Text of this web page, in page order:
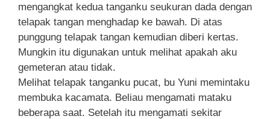
mengangkat kedua tanganku seukuran dada dengan
telapak tangan menghadap ke bawah. Di atas
punggung telapak tangan kemudian diberi kertas.
Mungkin itu digunakan untuk melihat apakah aku
gemeteran atau tidak.
Melihat telapak tanganku pucat, bu Yuni memintaku
membuka kacamata. Beliau mengamati mataku
beberapa saat. Setelah itu mengamati sekitar